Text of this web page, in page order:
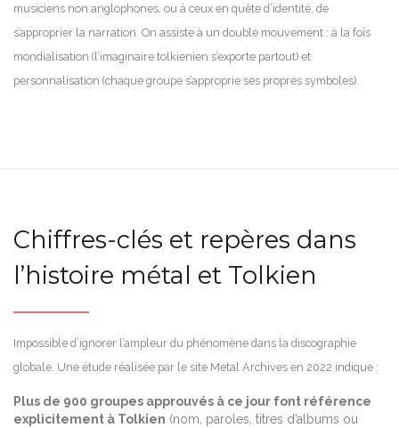
musiciens non anglophones, ou à ceux en quête d’identité, de
s’approprier la narration. On assiste à un double mouvement : à la fois
mondialisation (l’imaginaire tolkienien s’exporte partout) et
personnalisation (chaque groupe s’approprie ses propres symboles).
Chiffres-clés et repères dans
l’histoire métal et Tolkien
Impossible d’ignorer l’ampleur du phénomène dans la discographie
globale. Une étude réalisée par le site Metal Archives en 2022 indique :
Plus de 900 groupes approuvés à ce jour font référence
explicitement à Tolkien (nom, paroles, titres d’albums ou